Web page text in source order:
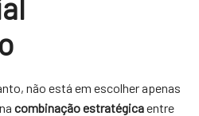
não está em escolher apenas
combinação estratégicaentre